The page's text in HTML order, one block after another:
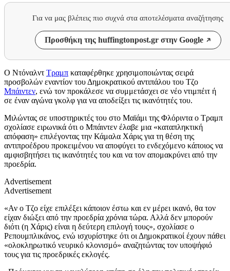
Για να μας βλέπεις πιο συχνά στα αποτελέσματα αναζήτησης
Προσθήκη της huffingtonpost.gr στην Google
Ο Ντόναλντ Τραμπ καταφέρθηκε χρησιμοποιώντας σειρά
προσβολών εναντίον του Δημοκρατικού αντιπάλου του Τζο
Μπάιντεν, ενώ τον προκάλεσε να συμμετάσχει σε νέο ντιμπέιτ ή
σε έναν αγώνα γκολφ για να αποδείξει τις ικανότητές του.
Μιλώντας σε υποστηρικτές του στο Μαϊάμι της Φλόριντα ο Τραμπ
σχολίασε ειρωνικά ότι ο Μπάιντεν έλαβε μια «καταπληκτική
απόφαση» επιλέγοντας την Κάμαλα Χάρις για τη θέση της
αντιπροέδρου προκειμένου να αποφύγει το ενδεχόμενο κάποιος να
αμφισβητήσει τις ικανότητές του και να τον απομακρύνει από την
προεδρία.
Advertisement
Advertisement
«Αν ο Τζο είχε επιλέξει κάποιον έστω και εν μέρει ικανό, θα τον
είχαν διώξει από την προεδρία χρόνια τώρα. Αλλά δεν μπορούν
διότι (η Χάρις) είναι η δεύτερη επιλογή τους», σχολίασε ο
Ρεπουμπλικάνος, ενώ ισχυρίστηκε ότι οι Δημοκρατικοί έχουν πάθει
«ολοκληρωτικό νευρικό κλονισμό» αναζητώντας τον υποψήφιό
τους για τις προεδρικές εκλογές.